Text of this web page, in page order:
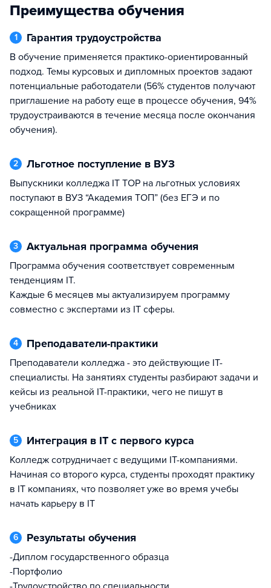
Преимущества обучения
1 Гарантия трудоустройства
В обучение применяется практико-ориентированный
подход. Темы курсовых и дипломных проектов задают
потенциальные работодатели (56% студентов получают
приглашение на работу еще в процессе обучения, 94%
трудоустраиваются в течение месяца после окончания
обучения).
2 Льготное поступление в ВУЗ
Выпускники колледжа IT TOP на льготных условиях
поступают в ВУЗ “Академия ТОП” (без ЕГЭ и по
сокращенной программе)
3 Актуальная программа обучения
Программа обучения соответствует современным
тенденциям IT.
Каждые 6 месяцев мы актуализируем программу
совместно с экспертами из IT сферы.
4 Преподаватели-практики
Преподаватели колледжа - это действующие IT-
специалисты. На занятиях студенты разбирают задачи и
кейсы из реальной IT-практики, чего не пишут в
учебниках
5 Интеграция в IT c первого курса
Колледж сотрудничает с ведущими IT-компаниями.
Начиная со второго курса, студенты проходят практику
в IT компаниях, что позволяет уже во время учебы
начать карьеру в IT
6 Результаты обучения
-Диплом государственного образца
-Портфолио